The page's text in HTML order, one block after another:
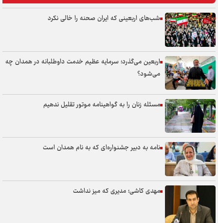
شب‌های اربعینی که ایران صحنه را خالی نکرد
اربعین می‌گذرد؛ سرمایه عظیم خدمت داوطلبانه در همدان چه
می‌شود؟
مسئله زنان را به گواهینامه موتور تقلیل ندهیم
نامه به دبیر جشنواره‌ای که به نام همدان است
مهدی کاشی؛ مدیری که میز نداشت